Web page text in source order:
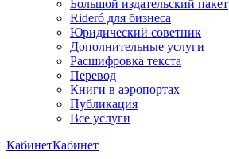
Большой издательский пакет
Rideró для бизнеса
Юридический советник
Дополнительные услуги
Расшифровка текста
Перевод
Книги в аэропортах
Публикация
Все услуги
КабинетКабинет